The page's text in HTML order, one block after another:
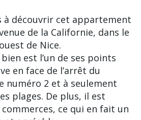
à découvrir cet appartement
de la Californie, dans le
de Nice.
est l’un de ses points
en face de l’arrêt du
numéro 2 et à seulement
plages. De plus, il est
ce qui en fait un